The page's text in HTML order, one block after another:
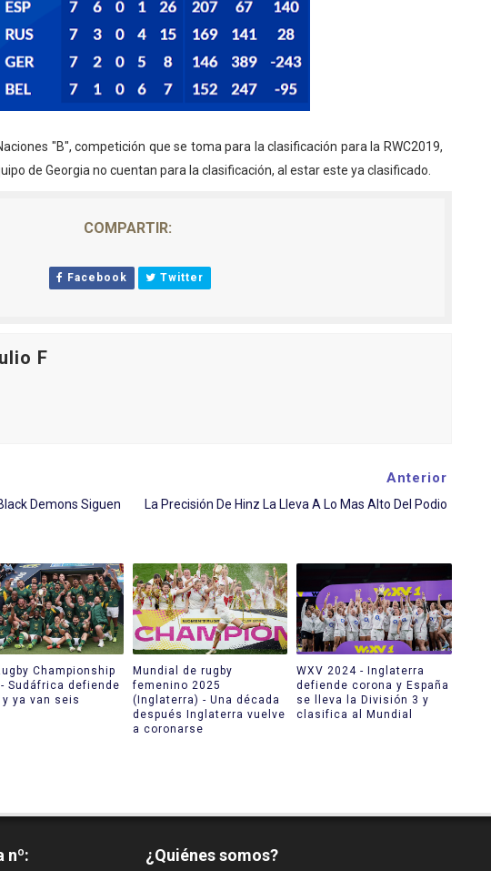
"B", competición que se toma para la clasificación para la RWC2019,
de Georgia no cuentan para la clasificación, al estar este ya clasificado.
COMPARTIR:
Facebook Twitter
F
Demons Siguen
Anterior
La Precisión De Hinz La Lleva A Lo Mas Alto Del Podio
Championship
Sudáfrica defiende
ya van seis
Mundial de rugby
femenino 2025
(Inglaterra) - Una década
después Inglaterra vuelve
a coronarse
WXV 2024 - Inglaterra
defiende corona y España
se lleva la División 3 y
clasifica al Mundial
nº: ¿Quiénes somos?